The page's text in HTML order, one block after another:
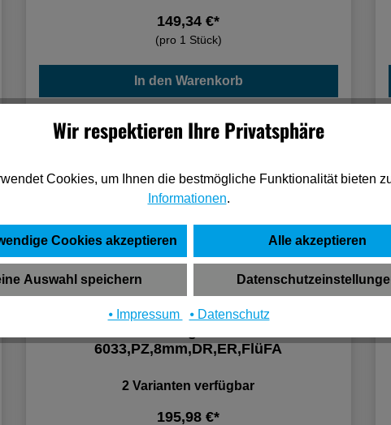
149,34 €*
(pro 1 Stück)
In den Warenkorb
6033,PZ,8mm,DR,ER,FlüFA
2 Varianten verfügbar
195,98 €*
Wir respektieren Ihre Privatsphäre
Cookies, um Ihnen die bestmögliche Funktionalität bieten
Informationen.
Cookies akzeptieren Alle akzeptieren
Auswahl speichern
⦁ Impressum ⦁ Datenschutz